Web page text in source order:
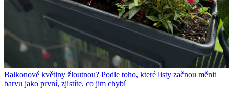
Balkonové květiny žloutnou? Podle toho, které listy začnou měnit
barvu jako první, zjistíte, co jim chybí